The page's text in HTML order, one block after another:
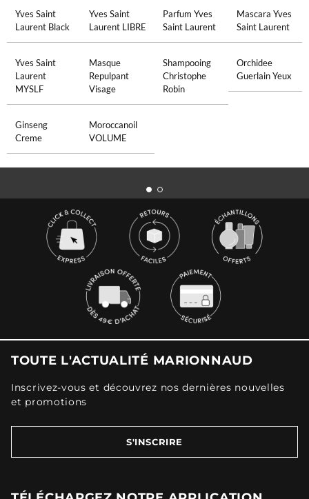
Yves Saint
Laurent Black
Yves Saint
Laurent LIBRE
Parfum Yves
Saint Laurent
Mascara Yves
Saint Laurent
Yves Saint
Laurent
MYSLF
Masque
Repulpant
Visage
Shampooing
Christophe
Robin
Orchidee
Guerlain Yeux
Ginseng
Creme
Moroccanoil
VOLUME
TOUTE L'ACTUALITÉ MARIONNAUD
Inscrivez-vous et découvrez nos dernières nouvelles
et promotions
S'INSCRIRE